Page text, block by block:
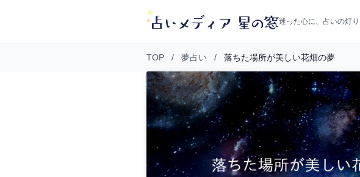
迷った心に、占いの灯り
TOP / 夢占い / 落ちた場所が美しい花畑の夢